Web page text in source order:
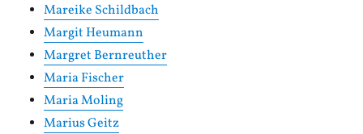
Mareike Schildbach
Margit Heumann
Margret Bernreuther
Maria Fischer
Maria Moling
Marius Geitz